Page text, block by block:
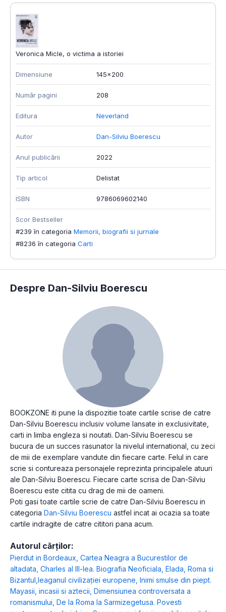
Veronica Micle, o victima a istoriei
Dimensiune 145x200
Număr pagini 208
Editura Neverland
Autor Dan-Silviu Boerescu
Anul publicării 2022
Tip articol Delistat
ISBN 9786069602140
Scor Bestseller
#239 în categoria Memorii, biografii si jurnale
#8236 în categoria Carti
Despre Dan-Silviu Boerescu
BOOKZONE iti pune la dispozitie toate cartile scrise de catre
Dan-Silviu Boerescu inclusiv volume lansate in exclusivitate,
carti in limba engleza si noutati. Dan-Silviu Boerescu se
bucura de un succes rasunator la nivelul international, cu zeci
de mii de exemplare vandute din fiecare carte. Felul in care
scrie si contureaza personajele reprezinta principalele atuuri
ale Dan-Silviu Boerescu. Fiecare carte scrisa de Dan-Silviu
Boerescu este citita cu drag de mii de oameni.
Poti gasi toate cartile scrie de catre Dan-Silviu Boerescu in
categoria Dan-Silviu Boerescu astfel incat ai ocazia sa toate
cartile indragite de catre cititori pana acum.
Autorul cărților:
Pierdut in Bordeaux Cartea Neagra a Bucurestilor de
altadata Charles al III-lea. Biografia Neoficiala Elada, Roma si
Bizantul,leaganul civilizației europene Inimi smulse din piept.
Mayasii, incasii si aztecii Dimensiunea controversata a
romanismului De la Roma la Sarmizegetusa. Povesti